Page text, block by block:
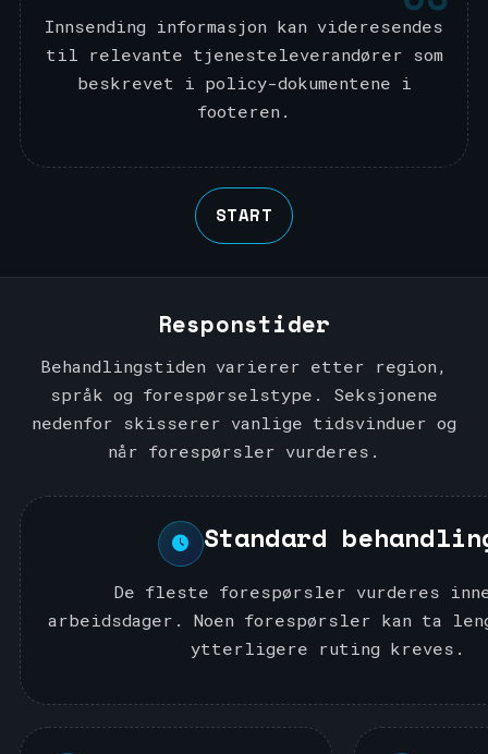
Innsending informasjon kan videresendes
til relevante tjenesteleverandører som
beskrevet i policy-dokumentene i
footeren.
START
Responstider
Behandlingstiden varierer etter region,
språk og forespørselstype. Seksjonene
nedenfor skisserer vanlige tidsvinduer og
når forespørsler vurderes.
Standard
De fleste forespørsler vurderes
arbeidsdager. Noen forespørsler kan ta
ytterligere ruting kreves.